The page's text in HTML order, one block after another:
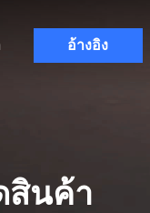
อ้างอิง
สินค้า